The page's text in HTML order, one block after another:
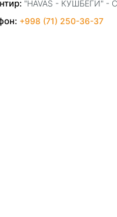
"HAVAS - КУШБЕГИ" -
+998 (71) 250-36-37